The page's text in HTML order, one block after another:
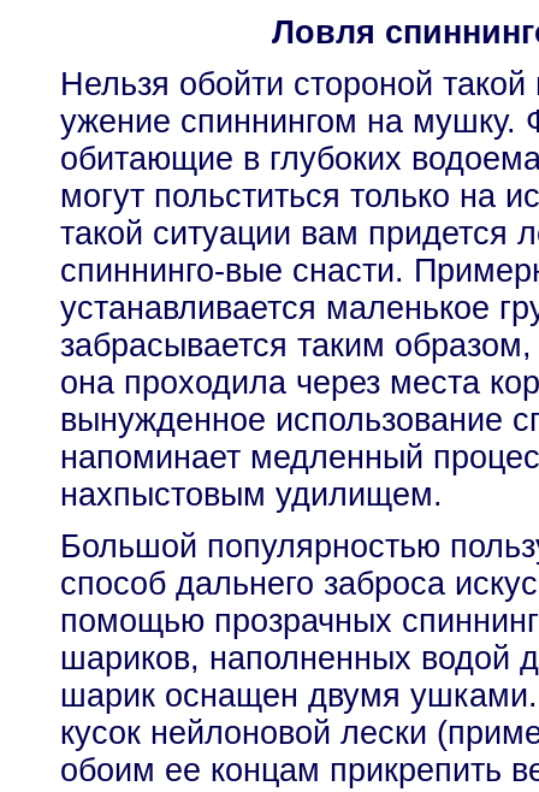
Ловля
Нельзя обойти стороной
ужение спиннингом на мушку.
обитающие в глубоких
могут польститься только на
такой ситуации вам придется
спиннинго-вые снасти.
устанавливается маленькое
забрасывается таким
она проходила через места
вынужденное использование
напоминает медленный
нахпыстовым удилищем.
Большой популярностью
способ дальнего заброса
помощью прозрачных
шариков, наполненных водой
шарик оснащен двумя
кусок нейлоновой лески
обоим ее концам прикрепить